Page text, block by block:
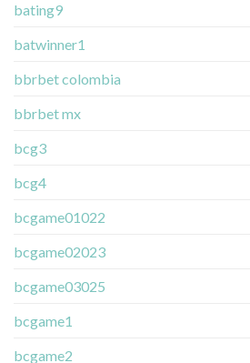
bating9
batwinner1
bbrbet colombia
bbrbet mx
bcg3
bcg4
bcgame01022
bcgame02023
bcgame03025
bcgame1
bcgame2